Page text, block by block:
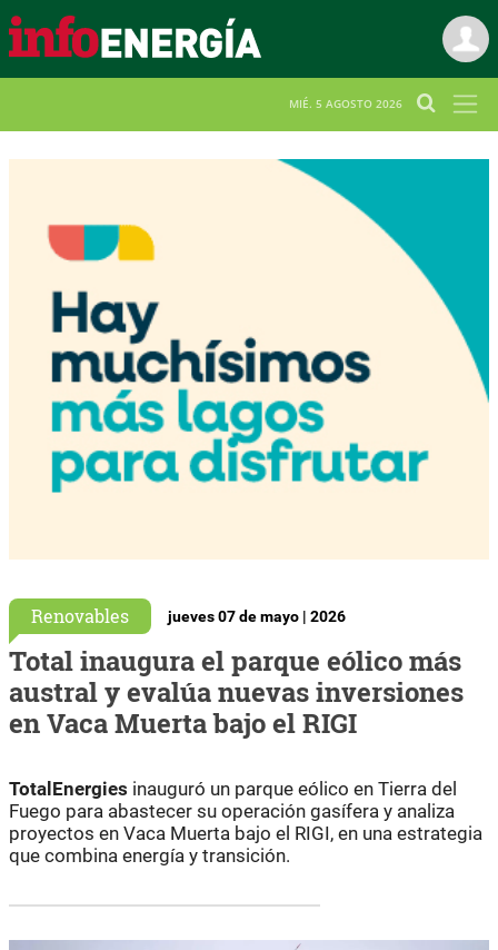
MIÉ. 5 AGOSTO 2026
Renovables jueves 07 de mayo | 2026
Total inaugura el parque eólico más
austral y evalúa nuevas inversiones
en Vaca Muerta bajo el RIGI
TotalEnergies inauguró un parque eólico en Tierra del
Fuego para abastecer su operación gasífera y analiza
proyectos en Vaca Muerta bajo el RIGI, en una estrategia
que combina energía y transición.